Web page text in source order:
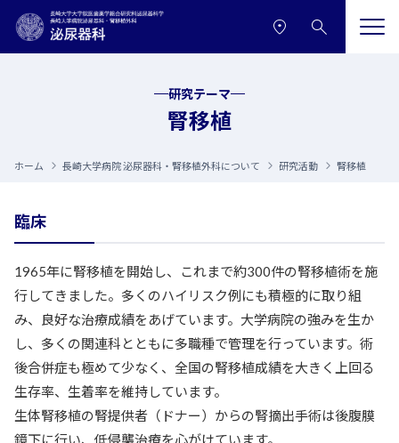
研究テーマ
腎移植
ホーム 長崎大学病院 泌尿器科・腎移植外科について 研究活動 腎移植
臨床
1965年に腎移植を開始し、これまで約300件の腎移植術を施
行してきました。多くのハイリスク例にも積極的に取り組
み、良好な治療成績をあげています。大学病院の強みを生か
し、多くの関連科とともに多職種で管理を行っています。術
後合併症も極めて少なく、全国の腎移植成績を大きく上回る
生存率、生着率を維持しています。
生体腎移植の腎提供者（ドナー）からの腎摘出手術は後腹膜
鏡下に行い、低侵襲治療を心がけています。